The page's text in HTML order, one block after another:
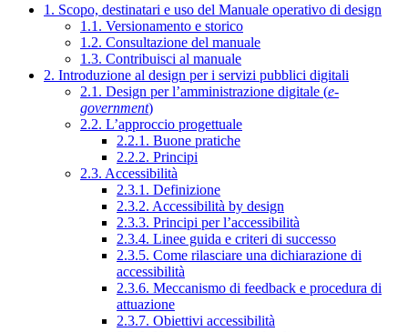
1. Scopo, destinatari e uso del Manuale operativo di design
1.1. Versionamento e storico
1.2. Consultazione del manuale
1.3. Contribuisci al manuale
2. Introduzione al design per i servizi pubblici digitali
2.1. Design per l’amministrazione digitale (e-
government)
2.2. L’approccio progettuale
2.2.1. Buone pratiche
2.2.2. Principi
2.3. Accessibilità
2.3.1. Definizione
2.3.2. Accessibilità by design
2.3.3. Principi per l’accessibilità
2.3.4. Linee guida e criteri di successo
2.3.5. Come rilasciare una dichiarazione di
accessibilità
2.3.6. Meccanismo di feedback e procedura di
attuazione
2.3.7. Obiettivi accessibilità